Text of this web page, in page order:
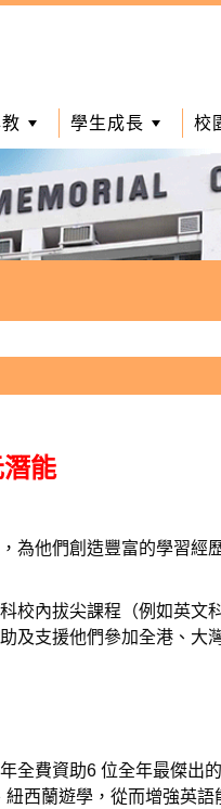
學生成長 校
能
為他們創造豐富的學習經
校內拔尖課程（例如英文
及支援他們參加全港、大
全費資助6 位全年最傑出
西蘭遊學，從而增強英語